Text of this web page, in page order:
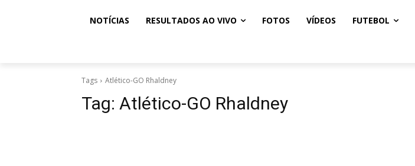
NOTÍCIAS RESULTADOS AO VIVO FOTOS VÍDEOS FUTEBOL
Tags Atlético-GO Rhaldney
Tag: Atlético-GO Rhaldney